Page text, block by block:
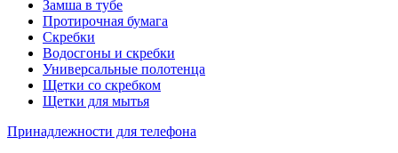
Замша в тубе
Протирочная бумага
Скребки
Водосгоны и скребки
Универсальные полотенца
Щетки со скребком
Щетки для мытья
Принадлежности для телефона